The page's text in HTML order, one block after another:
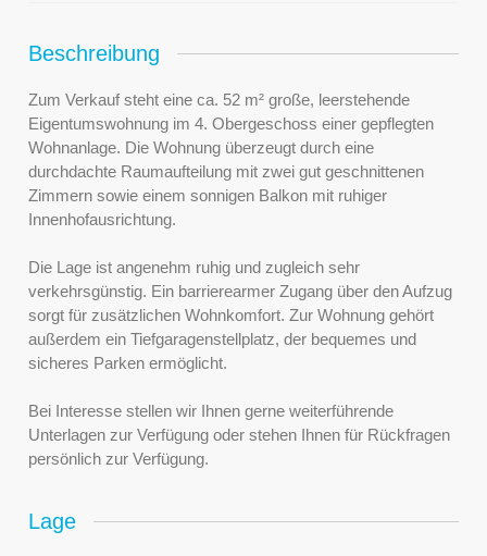
Beschreibung
Zum Verkauf steht eine ca. 52 m² große, leerstehende
Eigentumswohnung im 4. Obergeschoss einer gepflegten
Wohnanlage. Die Wohnung überzeugt durch eine
durchdachte Raumaufteilung mit zwei gut geschnittenen
Zimmern sowie einem sonnigen Balkon mit ruhiger
Innenhofausrichtung.
Die Lage ist angenehm ruhig und zugleich sehr
verkehrsgünstig. Ein barrierearmer Zugang über den Aufzug
sorgt für zusätzlichen Wohnkomfort. Zur Wohnung gehört
außerdem ein Tiefgaragenstellplatz, der bequemes und
sicheres Parken ermöglicht.
Bei Interesse stellen wir Ihnen gerne weiterführende
Unterlagen zur Verfügung oder stehen Ihnen für Rückfragen
persönlich zur Verfügung.
Lage